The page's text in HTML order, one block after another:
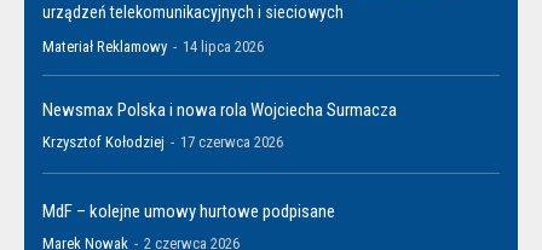
urządzeń telekomunikacyjnych i sieciowych
Materiał Reklamowy - 14 lipca 2026
Newsmax Polska i nowa rola Wojciecha Surmacza
Krzysztof Kołodziej - 17 czerwca 2026
MdF – kolejne umowy hurtowe podpisane
Marek Nowak - 2 czerwca 2026